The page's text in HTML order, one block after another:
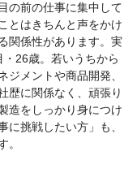
の前の仕事に集中して
とはきちんと声をかけ
関係性があります。実
26歳。若いうちから
ジメントや商品開発、
歴に関係なく、頑張り
造をしっかり身につけ
に挑戦したい方」も、
。